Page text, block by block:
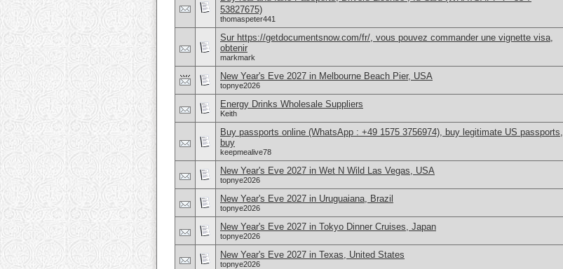
53827675)
thomaspeter441
Sur https://getdocumentsnow.com/fr/, vous pouvez commander une vignette visa,
obtenir
markmark
New Year's Eve 2027 in Melbourne Beach Pier, USA
topnye2026
Energy Drinks Wholesale Suppliers
Keith
Buy passports online (WhatsApp : +49 1575 3756974), buy legitimate US passports,
buy
keepmealive78
New Year's Eve 2027 in Wet N Wild Las Vegas, USA
topnye2026
New Year's Eve 2027 in Uruguaiana, Brazil
topnye2026
New Year's Eve 2027 in Tokyo Dinner Cruises, Japan
topnye2026
New Year's Eve 2027 in Texas, United States
topnye2026